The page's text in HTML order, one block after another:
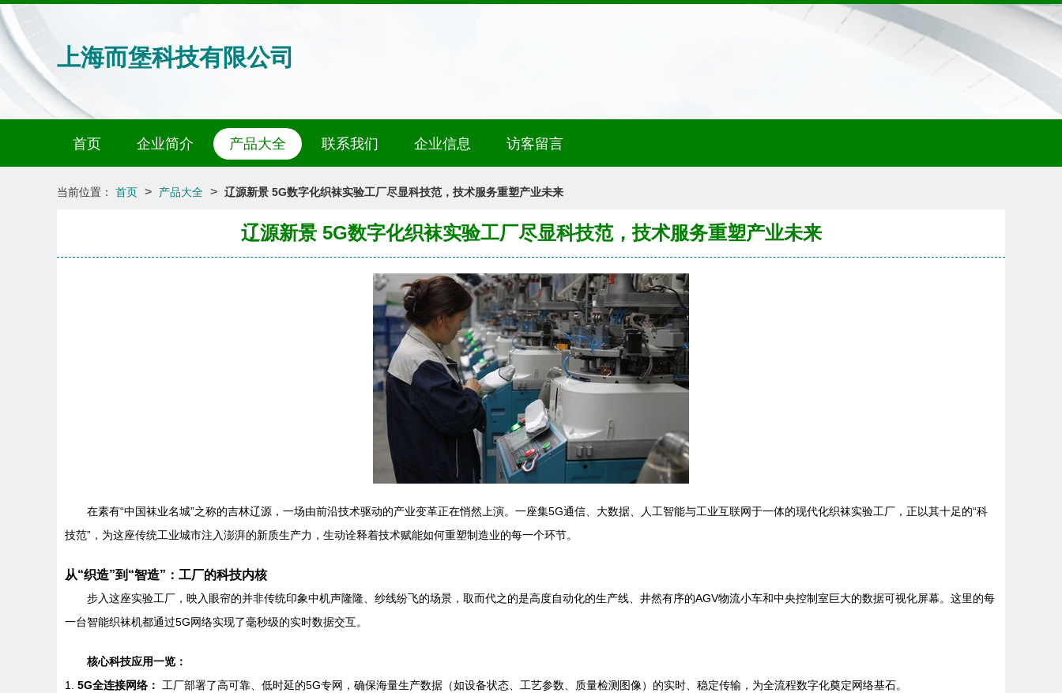
上海而堡科技有限公司
首页 企业简介 产品大全 联系我们 企业信息 访客留言
当前位置： 首页 > 产品大全 > 辽源新景 5G数字化织袜实验工厂尽显科技范，技术服务重塑产业未来
辽源新景 5G数字化织袜实验工厂尽显科技范，技术服务重塑产业未来
在素有“中国袜业名城”之称的吉林辽源，一场由前沿技术驱动的产业变革正在悄然上演。一座集5G通信、大数据、人工智能与工业互联网于一体的现代化织袜实验工厂，正以其十足的“科
技范”，为这座传统工业城市注入澎湃的新质生产力，生动诠释着技术赋能如何重塑制造业的每一个环节。
从“织造”到“智造”：工厂的科技内核
步入这座实验工厂，映入眼帘的并非传统印象中机声隆隆、纱线纷飞的场景，取而代之的是高度自动化的生产线、井然有序的AGV物流小车和中央控制室巨大的数据可视化屏幕。这里的每
一台智能织袜机都通过5G网络实现了毫秒级的实时数据交互。
核心科技应用一览：
1. 5G全连接网络：
工厂部署了高可靠、低时延的5G专网，确保海量生产数据（如设备状态、工艺参数、质量检测图像）的实时、稳定传输，为全流程数字化奠定网络基石。